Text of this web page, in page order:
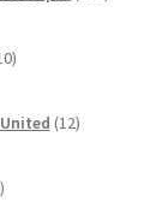
izdelkov
12izdelkov